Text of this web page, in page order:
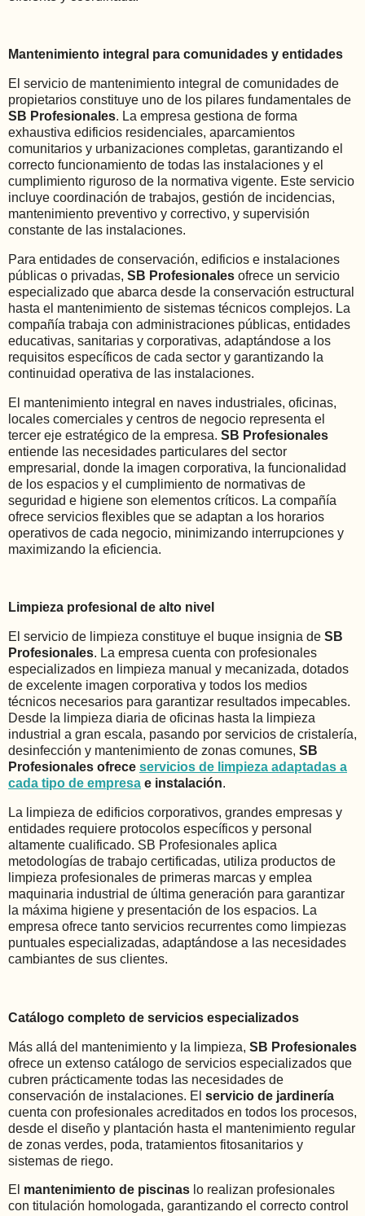
Mantenimiento integral para comunidades y entidades
El servicio de mantenimiento integral de comunidades de
propietarios constituye uno de los pilares fundamentales de
SB Profesionales. La empresa gestiona de forma
exhaustiva edificios residenciales, aparcamientos
comunitarios y urbanizaciones completas, garantizando el
correcto funcionamiento de todas las instalaciones y el
cumplimiento riguroso de la normativa vigente. Este servicio
incluye coordinación de trabajos, gestión de incidencias,
mantenimiento preventivo y correctivo, y supervisión
constante de las instalaciones.
Para entidades de conservación, edificios e instalaciones
públicas o privadas, SB Profesionales ofrece un servicio
especializado que abarca desde la conservación estructural
hasta el mantenimiento de sistemas técnicos complejos. La
compañía trabaja con administraciones públicas, entidades
educativas, sanitarias y corporativas, adaptándose a los
requisitos específicos de cada sector y garantizando la
continuidad operativa de las instalaciones.
El mantenimiento integral en naves industriales, oficinas,
locales comerciales y centros de negocio representa el
tercer eje estratégico de la empresa. SB Profesionales
entiende las necesidades particulares del sector
empresarial, donde la imagen corporativa, la funcionalidad
de los espacios y el cumplimiento de normativas de
seguridad e higiene son elementos críticos. La compañía
ofrece servicios flexibles que se adaptan a los horarios
operativos de cada negocio, minimizando interrupciones y
maximizando la eficiencia.
Limpieza profesional de alto nivel
El servicio de limpieza constituye el buque insignia de SB
Profesionales. La empresa cuenta con profesionales
especializados en limpieza manual y mecanizada, dotados
de excelente imagen corporativa y todos los medios
técnicos necesarios para garantizar resultados impecables.
Desde la limpieza diaria de oficinas hasta la limpieza
industrial a gran escala, pasando por servicios de cristalería,
desinfección y mantenimiento de zonas comunes, SB
Profesionales ofrece servicios de limpieza adaptadas a
cada tipo de empresa e instalación.
La limpieza de edificios corporativos, grandes empresas y
entidades requiere protocolos específicos y personal
altamente cualificado. SB Profesionales aplica
metodologías de trabajo certificadas, utiliza productos de
limpieza profesionales de primeras marcas y emplea
maquinaria industrial de última generación para garantizar
la máxima higiene y presentación de los espacios. La
empresa ofrece tanto servicios recurrentes como limpiezas
puntuales especializadas, adaptándose a las necesidades
cambiantes de sus clientes.
Catálogo completo de servicios especializados
Más allá del mantenimiento y la limpieza, SB Profesionales
ofrece un extenso catálogo de servicios especializados que
cubren prácticamente todas las necesidades de
conservación de instalaciones. El servicio de jardinería
cuenta con profesionales acreditados en todos los procesos,
desde el diseño y plantación hasta el mantenimiento regular
de zonas verdes, poda, tratamientos fitosanitarios y
sistemas de riego.
El mantenimiento de piscinas lo realizan profesionales
con titulación homologada, garantizando el correcto control